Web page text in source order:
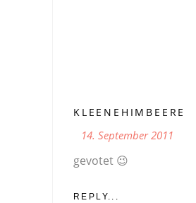
KLEENEHIMBEERE
14. September 2011
gevotet 😉
REPLY...